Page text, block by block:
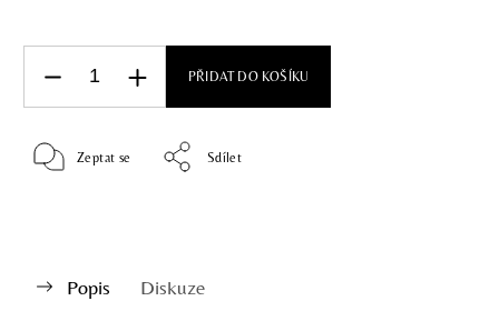
PŘIDAT DO KOŠÍKU
Zeptat se Sdílet
Popis Diskuze